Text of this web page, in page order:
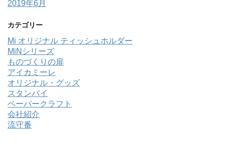
2019年6月
カテゴリー
Mi オリジナル ティッシュホルダー
MiNシリーズ
ものづくりの扉
アイカミーレ
オリジナル・グッズ
スタンバイ
ペーパークラフト
会社紹介
流守番